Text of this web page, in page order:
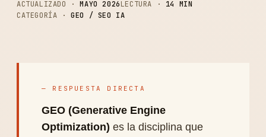
ACTUALIZADO ·MAYO 2026LECTURA · 14 MIN
CATEGORÍA ·GEO / SEO IA
— RESPUESTA DIRECTA
GEO (Generative Engine
Optimization) es la disciplina que